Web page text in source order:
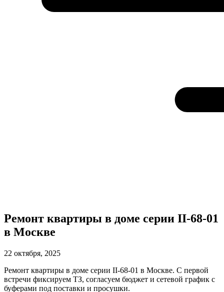
Ремонт квартиры в доме серии II-68-01
в Москве
22 октября, 2025
Ремонт квартиры в доме серии II-68-01 в Москве. С первой
встречи фиксируем ТЗ, согласуем бюджет и сетевой график с
буферами под поставки и просушки.